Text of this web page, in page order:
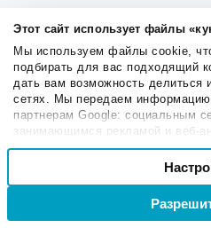
Этот сайт использует файлы
Мы используем файлы cookie,
подбирать для вас подходящий
дать вам возможность делиться
сетях. Мы передаем
партнерам Google: социальным
занимающимся рекламой и веб-
могут комбинировать эти
информацией, а также данными,
использовании вами их сервисов.
Выбор
Настроечные
Плохая проверка
множества тематических
ошибки. Максимальный
за раз — 15 тысяч символов